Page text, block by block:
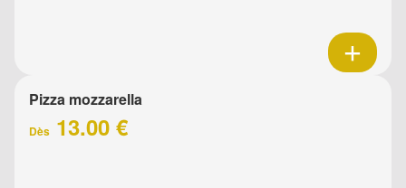
Pizza mozzarella
Dès 13.00 €